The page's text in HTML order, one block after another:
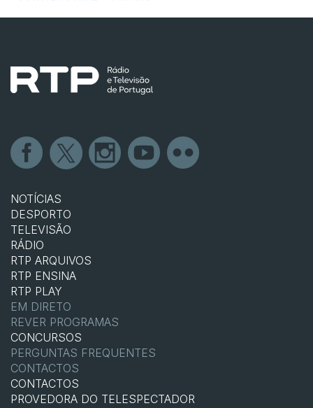
NOTÍCIAS
DESPORTO
TELEVISÃO
RÁDIO
RTP ARQUIVOS
RTP ENSINA
RTP PLAY
EM DIRETO
REVER PROGRAMAS
CONCURSOS
PERGUNTAS FREQUENTES
CONTACTOS
CONTACTOS
PROVEDORA DO TELESPECTADOR